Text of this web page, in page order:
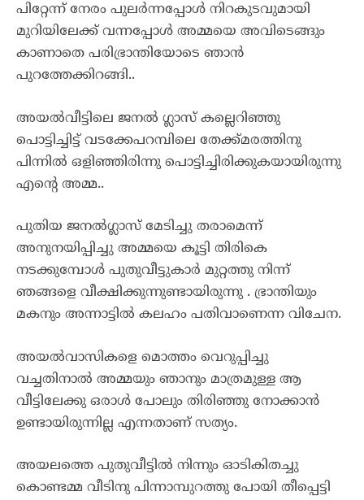
പിറ്റേന്ന് നേരം പുലർന്നപ്പോൾ നിറകുടവുമായി
മുറിയിലേക്ക് വന്നപ്പോൾ അമ്മയെ അവിടെങ്ങും
കാണാതെ പരിഭ്രാന്തിയോടെ ഞാൻ
പുറത്തേക്കിറങ്ങി..
അയൽവീട്ടിലെ ജനൽ ഗ്ലാസ്‌ കല്ലെറിഞ്ഞു
പൊട്ടിച്ചിട്ട് വടക്കേപറമ്പിലെ തേക്ക്മരത്തിനു
പിന്നിൽ ഒളിഞ്ഞിരിന്നു പൊട്ടിച്ചിരിക്കുകയായിരുന്നു
എന്റെ അമ്മ..
പുതിയ ജനൽഗ്ലാസ്‌ മേടിച്ചു തരാമെന്ന്
അനുനയിപ്പിച്ചു അമ്മയെ കൂട്ടി തിരികെ
നടക്കുമ്പോൾ പുതുവീട്ടുകാർ മുറ്റത്തു നിന്ന്
ഞങ്ങളെ വീക്ഷിക്കുന്നുണ്ടായിരുന്നു . ഭ്രാന്തിയും
മകനും അന്നാട്ടിൽ കലഹം പതിവാണെന്ന വിചേന.
അയൽവാസികളെ മൊത്തം വെറുപ്പിച്ചു
വച്ചതിനാൽ അമ്മയും ഞാനും മാത്രമുള്ള ആ
വീട്ടിലേക്കു ഒരാൾ പോലും തിരിഞ്ഞു നോക്കാൻ
ഉണ്ടായിരുന്നില്ല എന്നതാണ് സത്യം.
അയലത്തെ പുതുവീട്ടിൽ നിന്നും ഓടികിതച്ചു
കൊണ്ടമ്മ വീടിനു പിന്നാമ്പുറത്തു പോയി തീപ്പെട്ടി